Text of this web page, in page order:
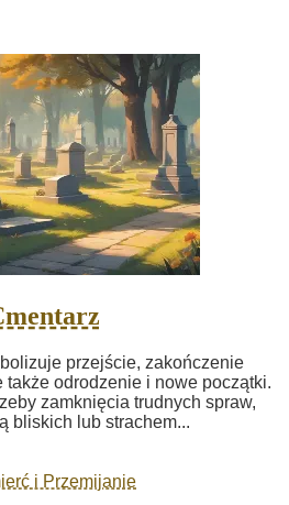
przejście, zakończenie
także odrodzenie i nowe początki.
zamknięcia trudnych spraw,
bliskich lub strachem...
i Przemijanie